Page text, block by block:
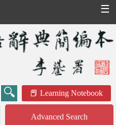
☰
Learning Notebook
Advanced Search